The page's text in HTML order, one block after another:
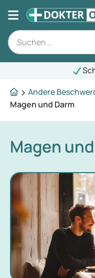
Andere
Magen und Darm
Magen